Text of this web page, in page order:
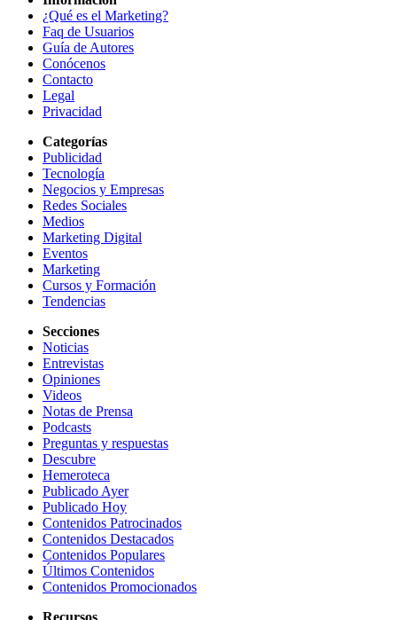
¿Qué es el Marketing?
Faq de Usuarios
Guía de Autores
Conócenos
Contacto
Legal
Privacidad
Categorías
Publicidad
Tecnología
Negocios y Empresas
Redes Sociales
Medios
Marketing Digital
Eventos
Marketing
Cursos y Formación
Tendencias
Secciones
Noticias
Entrevistas
Opiniones
Videos
Notas de Prensa
Podcasts
Preguntas y respuestas
Descubre
Hemeroteca
Publicado Ayer
Publicado Hoy
Contenidos Patrocinados
Contenidos Destacados
Contenidos Populares
Últimos Contenidos
Contenidos Promocionados